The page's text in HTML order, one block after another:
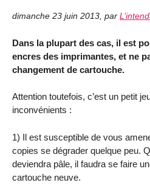
dimanche 23 juin 2013 par
Dans la plupart des cas, il est
encres des imprimantes, et ne
changement de cartouche.
Attention toutefois, c’est un petit
inconvénients :
1) Il est susceptible de vous
copies se dégrader quelque peu.
deviendra pâle, il faudra se faire
cartouche neuve.